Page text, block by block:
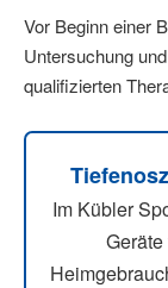
Vor Beginn einer
Untersuchung
qualifizierten
Im Kübler